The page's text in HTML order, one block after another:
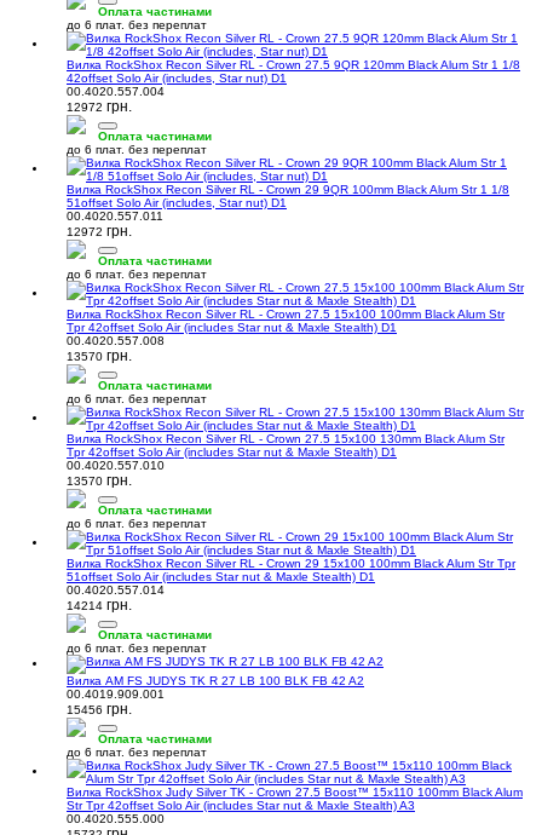
Оплата частинами
до 6 плат. без переплат
Вилка RockShox Recon Silver RL - Crown 27.5 9QR 120mm Black Alum Str 1 1/8
42offset Solo Air (includes, Star nut) D1
00.4020.557.004
12972 грн.
Оплата частинами
до 6 плат. без переплат
Вилка RockShox Recon Silver RL - Crown 29 9QR 100mm Black Alum Str 1 1/8
51offset Solo Air (includes, Star nut) D1
00.4020.557.011
12972 грн.
Оплата частинами
до 6 плат. без переплат
Вилка RockShox Recon Silver RL - Crown 27.5 15x100 100mm Black Alum Str
Tpr 42offset Solo Air (includes Star nut & Maxle Stealth) D1
00.4020.557.008
13570 грн.
Оплата частинами
до 6 плат. без переплат
Вилка RockShox Recon Silver RL - Crown 27.5 15x100 130mm Black Alum Str
Tpr 42offset Solo Air (includes Star nut & Maxle Stealth) D1
00.4020.557.010
13570 грн.
Оплата частинами
до 6 плат. без переплат
Вилка RockShox Recon Silver RL - Crown 29 15x100 100mm Black Alum Str Tpr
51offset Solo Air (includes Star nut & Maxle Stealth) D1
00.4020.557.014
14214 грн.
Оплата частинами
до 6 плат. без переплат
Вилка AM FS JUDYS TK R 27 LB 100 BLK FB 42 A2
00.4019.909.001
15456 грн.
Оплата частинами
до 6 плат. без переплат
Вилка RockShox Judy Silver TK - Crown 27.5 Boost™ 15x110 100mm Black Alum
Str Tpr 42offset Solo Air (includes Star nut & Maxle Stealth) A3
00.4020.555.000